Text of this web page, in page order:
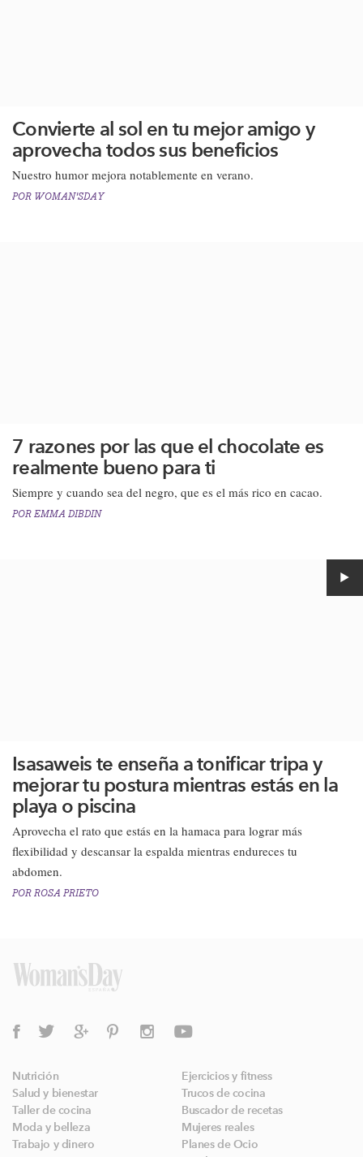
Convierte al sol en tu mejor amigo y
aprovecha todos sus beneficios
Nuestro humor mejora notablemente en verano.
POR WOMAN'SDAY
7 razones por las que el chocolate es
realmente bueno para ti
​​Siempre y cuando sea del negro, que es el más rico en cacao.​
POR EMMA DIBDIN
Isasaweis te enseña a tonificar tripa y
mejorar tu postura mientras estás en la
playa o piscina
​Aprovecha el rato que estás en la hamaca para lograr más
flexibilidad y descansar la espalda mientras endureces tu
abdomen.
POR ROSA PRIETO
Nutrición
Ejercicios y fitness
Salud y bienestar
Trucos de cocina
Taller de cocina
Buscador de recetas
Moda y belleza
Mujeres reales
Trabajo y dinero
Planes de Ocio